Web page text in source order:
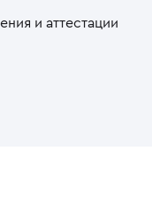
и аттестации